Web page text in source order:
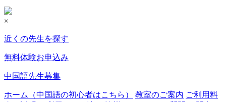
×
近くの先生を探す
無料体験お申込み
中国語先生募集
ホーム（中国語の初心者はこちら） 教室のご案内 ご利用料